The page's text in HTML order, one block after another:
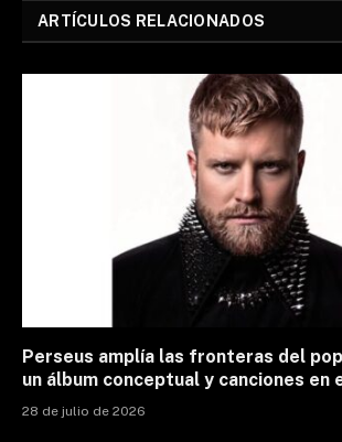
ARTÍCULOS RELACIONADOS
Perseus amplía las fronteras del
un álbum conceptual y canciones en
28 de julio de 2026